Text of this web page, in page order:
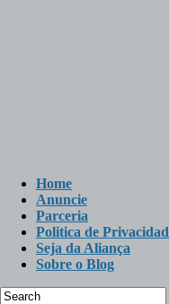
Home
Anuncie
Parceria
Politica de
Seja da Aliança
Sobre o Blog